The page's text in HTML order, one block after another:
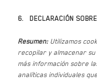
6. DECLARACIÓN
Resumen: Utilizamos
recopilar y almacenar
más información sobre
analíticas individuales